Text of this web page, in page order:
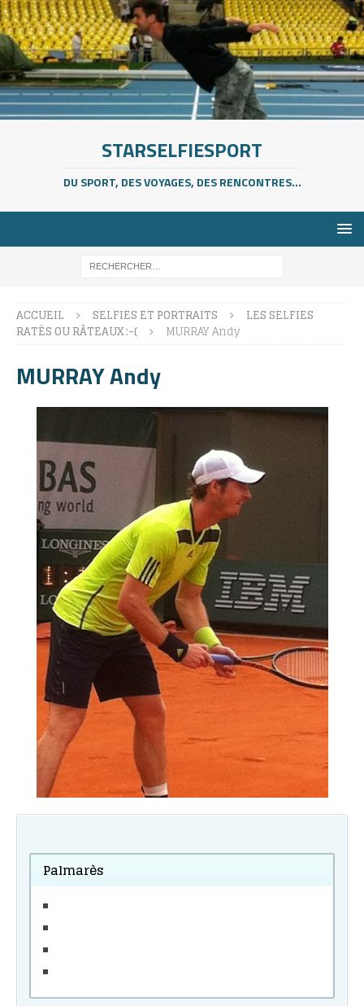
STARSELFIESPORT
DU SPORT, DES VOYAGES, DES RENCONTRES...
ACCUEIL SELFIES ET PORTRAITS
LES SELFIES
RATÉS OU RÂTEAUX :-(
MURRAY Andy
MURRAY Andy
Palmarès